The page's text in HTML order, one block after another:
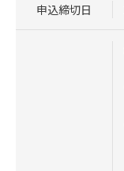
申込締切日